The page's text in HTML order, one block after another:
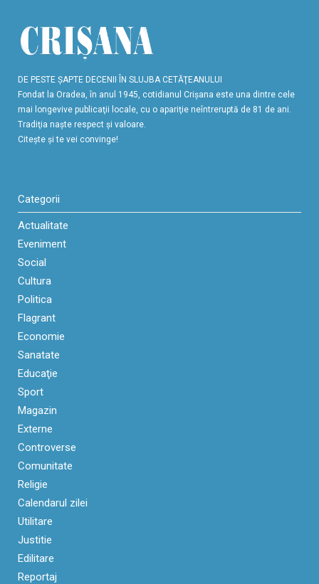
DE PESTE ŞAPTE DECENII ÎN SLUJBA CETĂŢEANULUI
Fondat la Oradea, în anul 1945, cotidianul Crişana este una dintre cele
mai longevive publicaţii locale, cu o apariţie neîntreruptă de 81 de ani.
Tradiţia naşte respect şi valoare.
Citeşte şi te vei convinge!
Categorii
Actualitate
Eveniment
Social
Cultura
Politica
Flagrant
Economie
Sanatate
Educaţie
Sport
Magazin
Externe
Controverse
Comunitate
Religie
Calendarul zilei
Utilitare
Justitie
Edilitare
Reportaj